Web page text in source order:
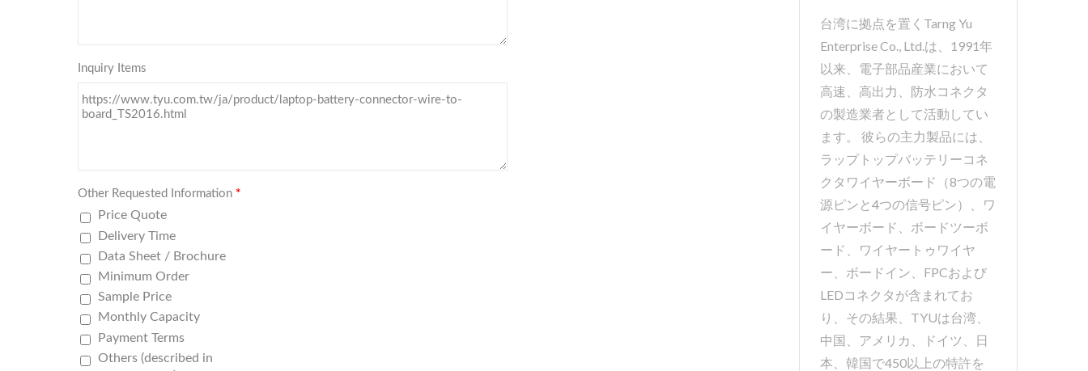
台湾に拠点を置くTarng Yu
Enterprise Co., Ltd.は、1991年
以来、電子部品産業において
高速、高出力、防水コネクタ
の製造業者として活動してい
ます。 彼らの主力製品には、
ラップトップバッテリーコネ
クタワイヤーボード（8つの電
源ピンと4つの信号ピン）、ワ
イヤーボード、ボードツーボ
ード、ワイヤートゥワイヤ
ー、ボードイン、FPCおよび
LEDコネクタが含まれてお
り、その結果、TYUは台湾、
中国、アメリカ、ドイツ、日
本、韓国で450以上の特許を